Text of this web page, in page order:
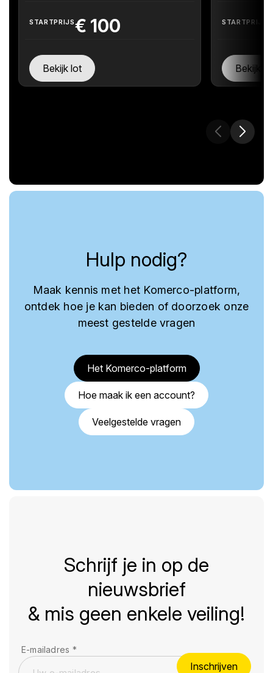
STARTPRIJS€ 100
Bekijk lot
STARTPRIJS
Bekijk
Hulp nodig?
Maak kennis met het Komerco-platform,
ontdek hoe je kan bieden of doorzoek onze
meest gestelde vragen
Het Komerco-platform
Hoe maak ik een account?
Veelgestelde vragen
Schrijf je in op de
nieuwsbrief
& mis geen enkele veiling!
E-mailadres *
Inschrijven